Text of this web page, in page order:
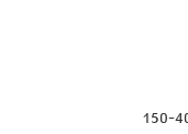
בשביל שניים", במהלך ההריון גוף האישה זקוק לתוספת של כ- 150-400